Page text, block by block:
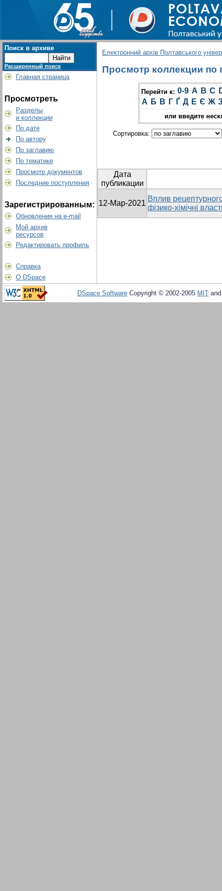
Поиск в архиве
Расширенный поиск
Главная страница
Просмотреть
Разделы
и коллекции
По дате
По автору
По заглавию
По тематике
Просмотр документов
Последние поступления
Зарегистрированным:
Обновления на e-mail
Мой архив
ресурсов
Редактировать профиль
Справка
О DSpace
Електронний архів Полтавського
Просмотр коллекции по
Перейти к: 0-9 A B C
А Б В Г Ґ Д Е Є Ж
или введите
Сортировка:
Дата
публикации
12-Мар-2021
Вплив
фізико-хімічні
DSpace Software Copyright © 2002-2005 MIT